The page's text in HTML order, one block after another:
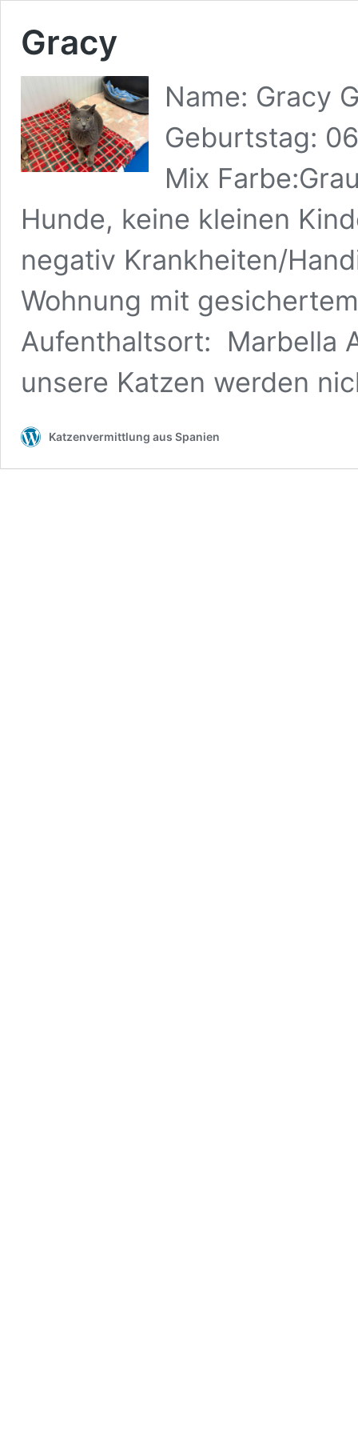
Gracy
Name: Gracy
Geburtstag:
Mix
Hunde, keine kleinen
negativ Krankheiten/
Wohnung mit
Aufenthaltsort:
unsere Katzen werden
Katzenvermittlung aus Spanien